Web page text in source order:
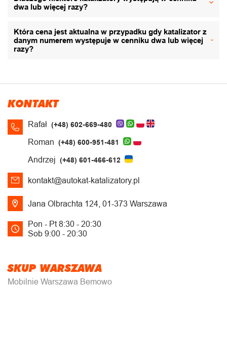
dwa lub więcej razy?
Która cena jest aktualna w przypadku gdy katalizator z
danym numerem występuje w cenniku dwa lub więcej
razy?
KONTAKT
Rafał (+48) 602-669-480
Roman (+48) 600-951-481
Andrzej (+48) 601-466-612
kontakt@autokat-katalizatory.pl
Jana Olbrachta 124, 01-373 Warszawa
Pon - Pt 8:30 - 20:30
Sob 9:00 - 20:30
SKUP WARSZAWA
Mobilnie Warszawa Bemowo